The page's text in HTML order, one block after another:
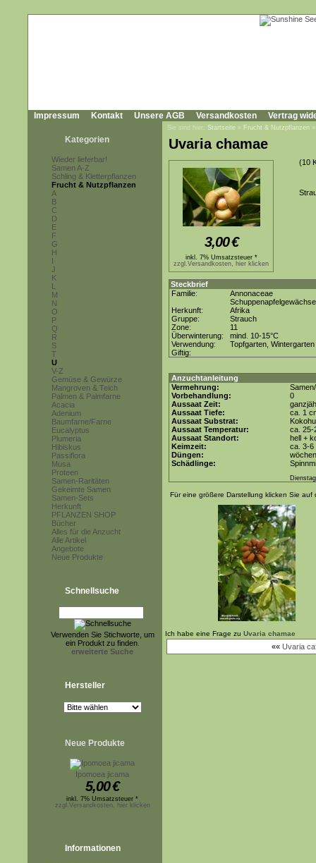
Impressum Kontakt Unsere AGB Versandkosten Vertrag
Kategorien
Wieder lieferbar!
Samen A-Z
Schling & Kletterpflanzen
Frucht & Nutzpflanzen
A
B
C
D
E
F
G
H
I
J
K
L
M
N
O
P
Q
R
S
T
U
V-Z
Gemüse & Gewürze
Mangroven & Teich
Palmen & Palmfarne
Acacia
Adenium
Baumfarne/Farne
Eucalyptus
Plumeria
Hibiskus
Passiflora
Musa
Proteen
Samen-Raritäten
Gekeimte Samen
Samen-Sets
Herkunft
PFLANZEN SHOP
Bücher
Alles für die Anzucht
Alle Artikel
Angebote
Neue Produkte
Schnellsuche
Verwenden Sie Stichworte, um
ein Produkt zu finden.
erweiterte Suche
Hersteller
Neue Produkte
Ipomoea jicama
5,00€
inkl. 7% Umsatzsteuer *
zzgl.Versandkosten, hier klicken
Informationen
Sie sind hier: Startseite » Frucht & Nutzpflanzen
Uvaria chamae
3,00€
inkl. 7% Umsatzsteuer *
zzgl.Versandkosten, hier klicken
(10
Steckbrief
Familie:
Annonaceae
Schuppenapfelgewächse
Herkunft:
Afrika
Gruppe:
Strauch
Zone:
11
Überwinterung:
mind. 10-15°C
Verwendung:
Topfgarten, Wintergarten
Giftig:
Anzuchtanleitung
Vermehrung:
Vorbehandlung:
0
Aussaat Zeit:
Aussaat Tiefe:
ca. 1
Aussaat Substrat:
Aussaat Temperatur:
ca. 25-
Aussaat Standort:
hell +
Keimzeit:
ca. 3-6
Düngen:
Schädlinge:
Für eine größere Darstellung klicken Sie auf
Ich habe eine Frage zu Uvaria chamae
«« Uvaria